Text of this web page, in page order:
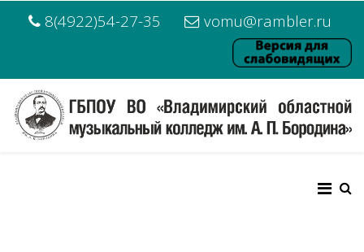
8(4922)54-27-35 vomu@rambler.ru